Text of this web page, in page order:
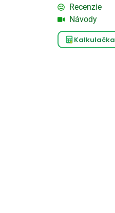
Recenzie
Návody
Kalkulačka